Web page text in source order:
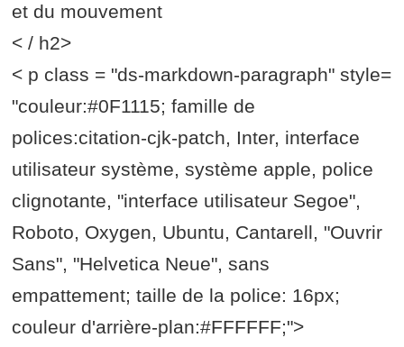
et du mouvement
< / h2>
< p class = "ds-markdown-paragraph" style=
"couleur:#0F1115; famille de
polices:citation-cjk-patch, Inter, interface
utilisateur système, système apple, police
clignotante, "interface utilisateur Segoe",
Roboto, Oxygen, Ubuntu, Cantarell, "Ouvrir
Sans", "Helvetica Neue", sans
empattement; taille de la police: 16px;
couleur d'arrière-plan:#FFFFFF;">